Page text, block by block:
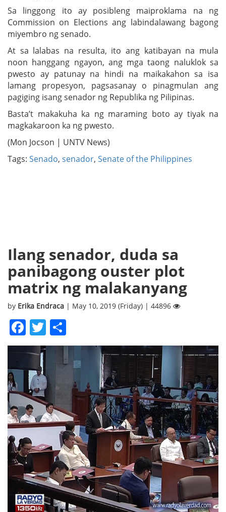
Sa linggong ito ay posibleng maiproklama na ng
Commission on Elections ang labindalawang bagong
miyembro ng senado.
At sa lalabas na resulta, ito ang katibayan na mula
noon hanggang ngayon, ang mga taong naluklok sa
pwesto ay patunay na hindi na maikakahon sa isa
lamang propesyon, pagsasanay o pinagmulan ang
pagiging isang senador ng Republika ng Pilipinas.
Basta’t makakuha ka ng maraming boto ay tiyak na
magkakaroon ka ng pwesto.
(Mon Jocson | UNTV News)
Tags: Senado, senador, Senate of the Philippines
Ilang senador, duda sa
panibagong ouster plot
matrix ng malakanyang
by Erika Endraca | May 10, 2019 (Friday) | 44896
Facebook
Twitter